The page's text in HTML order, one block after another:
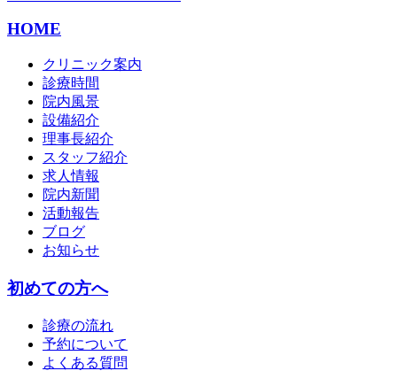
HOME
クリニック案内
診療時間
院内風景
設備紹介
理事長紹介
スタッフ紹介
求人情報
院内新聞
活動報告
ブログ
お知らせ
初めての方へ
診療の流れ
予約について
よくある質問